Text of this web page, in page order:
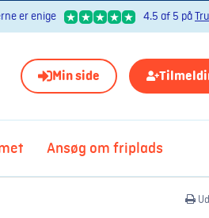
er enige 4.5 af 5 på
Min side
Ansøg om friplads